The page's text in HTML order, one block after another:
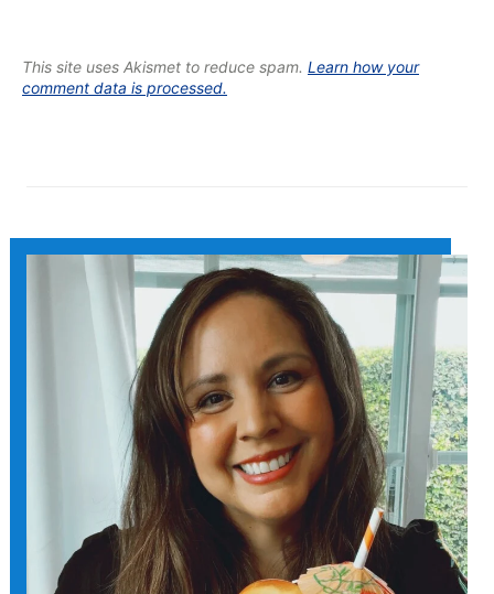
This site uses Akismet to reduce spam. Learn how your
comment data is processed.